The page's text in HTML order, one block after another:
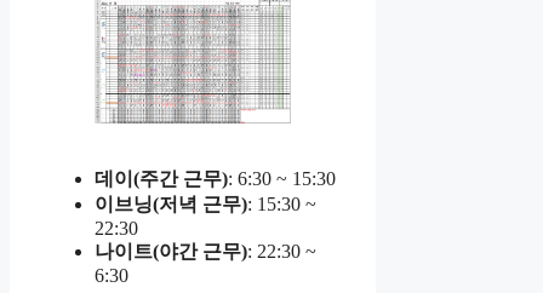
데이(주간 근무): 6:30 ~ 15:30
이브닝(저녁 근무): 15:30 ~
22:30
나이트(야간 근무): 22:30 ~
6:30